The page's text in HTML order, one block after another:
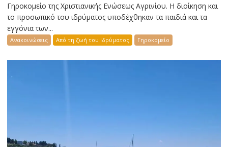
Γηροκομείο της Χριστιανικής Ενώσεως Αγρινίου. Η διοίκηση και
το προσωπικό του ιδρύματος υποδέχθηκαν τα παιδιά και τα
εγγόνια των...
Ανακοινώσεις Από τη ζωή του Ιδρύματος Γηροκομείο